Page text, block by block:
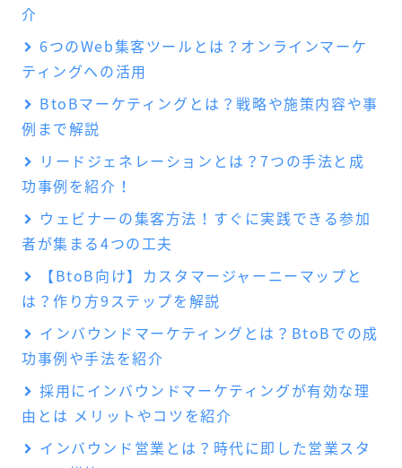
介
6つのWeb集客ツールとは？オンラインマーケ
ティングへの活用
BtoBマーケティングとは？戦略や施策内容や事
例まで解説
リードジェネレーションとは？7つの手法と成
功事例を紹介！
ウェビナーの集客方法！すぐに実践できる参加
者が集まる4つの工夫
【BtoB向け】カスタマージャーニーマップと
は？作り方9ステップを解説
インバウンドマーケティングとは？BtoBでの成
功事例や手法を紹介
採用にインバウンドマーケティングが有効な理
由とは メリットやコツを紹介
インバウンド営業とは？時代に即した営業スタ